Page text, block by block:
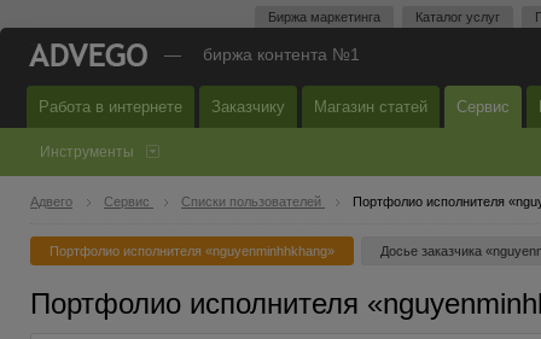
Биржа маркетинга Каталог услуг
— биржа контента №1
Работа в интернете Заказчику Магазин статей Сервис
Инструменты
Адвего Сервис Списки пользователей Портфолио исполнителя
Портфолио исполнителя «nguyenminhhkhang» Досье заказчика
Портфолио исполнителя